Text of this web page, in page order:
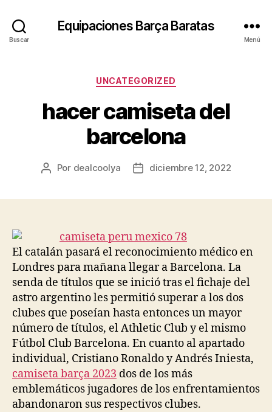
Buscar
Equipaciones Barça Baratas
Menú
Categorías
UNCATEGORIZED
hacer camiseta del
barcelona
Autor
Por dealcoolya
Fechadiciembre 12, 2022
El catalán pasará el reconocimiento médico en
Londres para mañana llegar a Barcelona. La
senda de títulos que se inició tras el fichaje del
astro argentino les permitió superar a los dos
clubes que poseían hasta entonces un mayor
número de títulos, el Athletic Club y el mismo
Fútbol Club Barcelona. En cuanto al apartado
individual, Cristiano Ronaldo y Andrés Iniesta,
camiseta barça 2023 dos de los más
emblemáticos jugadores de los enfrentamientos
abandonaron sus respectivos clubes.